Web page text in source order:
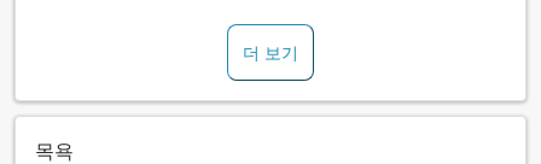
더 보기
목욕